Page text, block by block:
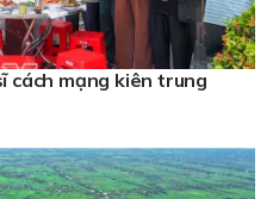
cách mạng kiên trung